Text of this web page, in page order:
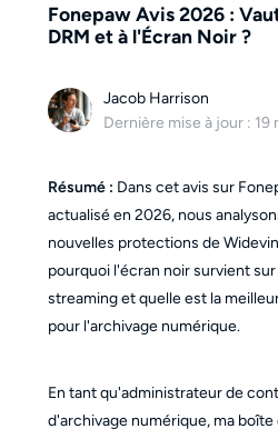
Fonepaw Avis 2026 :
DRM et à l'Écran Noir ?
Jacob Harrison
Dernière mise à jour : 19
Résumé : Dans cet avis sur
actualisé en 2026, nous
nouvelles protections de
pourquoi l'écran noir survient
streaming et quelle est la
pour l'archivage numérique.
En tant qu'administrateur de
d'archivage numérique, ma